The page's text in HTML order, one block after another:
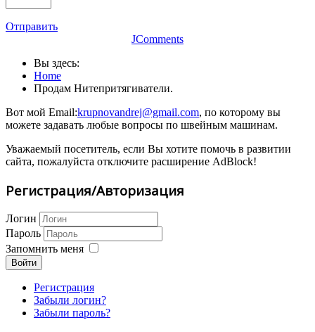
Отправить
JComments
Вы здесь:
Home
Продам Нитепритягиватели.
Вот мой Email:krupnovandrej@gmail.com, по которому вы
можете задавать любые вопросы по швейным машинам.
Уважаемый посетитель, если Вы хотите помочь в развитии
сайта, пожалуйста отключите расширение AdBlock!
Регистрация/Авторизация
Логин
Пароль
Запомнить меня
Войти
Регистрация
Забыли логин?
Забыли пароль?